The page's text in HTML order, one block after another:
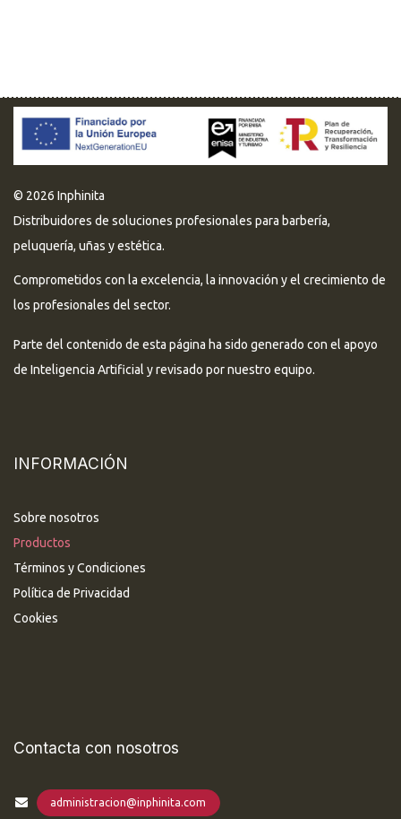
© 2026 Inphinita
Distribuidores de soluciones profesionales para barbería,
peluquería, uñas y estética.
Comprometidos con la excelencia, la innovación y el crecimiento de
los profesionales del sector.
Parte del contenido de esta página ha sido generado con el apoyo
de Inteligencia Artificial y revisado por nuestro equipo.
INFORMACIÓN
Sobre nosotros
Productos
Términos y Condiciones
Política de Privacidad
Cookies
Contacta con nosotros
administracion@inphinita.com